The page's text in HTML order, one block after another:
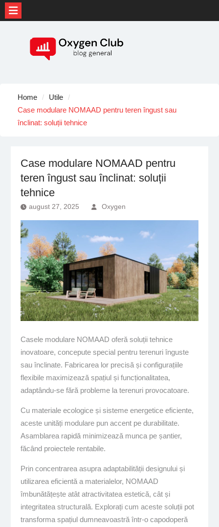
Home
Utile
Case modulare NOMAAD pentru teren îngust sau
înclinat: soluții tehnice
Case modulare NOMAAD pentru
teren îngust sau înclinat: soluții
tehnice
august 27, 2025 Oxygen
Casele modulare NOMAAD oferă soluții tehnice
inovatoare, concepute special pentru terenuri înguste
sau înclinate. Fabricarea lor precisă și configurațiile
flexibile maximizează spațiul și funcționalitatea,
adaptându-se fără probleme la terenuri provocatoare.
Cu materiale ecologice și sisteme energetice eficiente,
aceste unități modulare pun accent pe durabilitate.
Asamblarea rapidă minimizează munca pe șantier,
făcând proiectele rentabile.
Prin concentrarea asupra adaptabilității designului și
utilizarea eficientă a materialelor, NOMAAD
îmbunătățește atât atractivitatea estetică, cât și
integritatea structurală. Explorați cum aceste soluții pot
transforma spațiul dumneavoastră într-o capodoperă